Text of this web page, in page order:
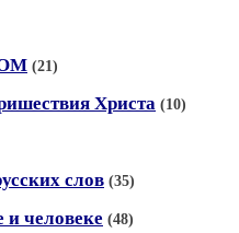
(21)
Христа (10)
слов (35)
и человеке (48)